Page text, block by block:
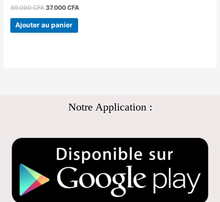
39.000CFA 37.000CFA
Ajouter au panier
Notre Application :